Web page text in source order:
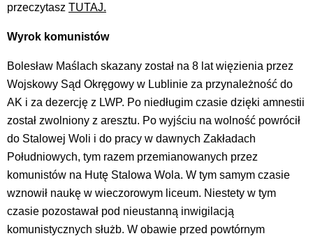
przeczytasz TUTAJ.
Wyrok komunistów
Bolesław Maślach skazany został na 8 lat więzienia przez
Wojskowy Sąd Okręgowy w Lublinie za przynależność do
AK i za dezercję z LWP. Po niedługim czasie dzięki amnestii
został zwolniony z aresztu. Po wyjściu na wolność powrócił
do Stalowej Woli i do pracy w dawnych Zakładach
Południowych, tym razem przemianowanych przez
komunistów na Hutę Stalowa Wola. W tym samym czasie
wznowił naukę w wieczorowym liceum. Niestety w tym
czasie pozostawał pod nieustanną inwigilacją
komunistycznych służb. W obawie przed powtórnym